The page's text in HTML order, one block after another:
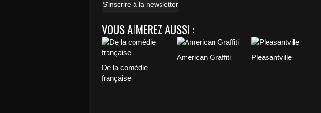
S'inscrire à la newsletter
VOUS AIMEREZ AUSSI :
De la comédie
française
American Graffiti Pleasantville